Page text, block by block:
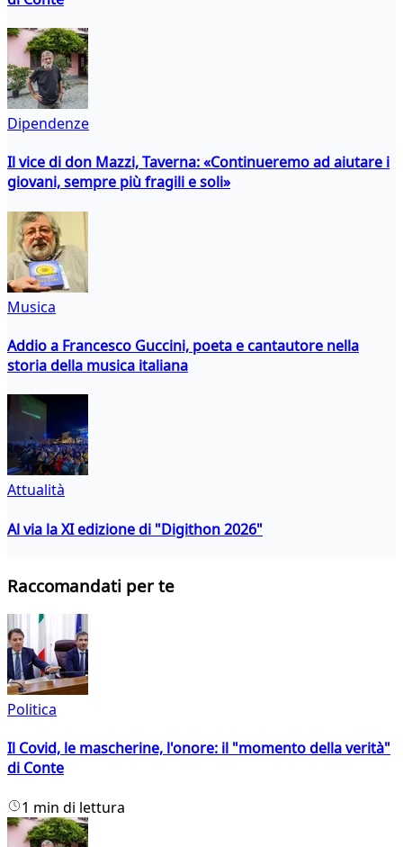
Dipendenze
Il vice di don Mazzi, Taverna: «Continueremo ad aiutare i
giovani, sempre più fragili e soli»
Musica
Addio a Francesco Guccini, poeta e cantautore nella
storia della musica italiana
Attualità
Al via la XI edizione di "Digithon 2026"
Raccomandati per te
Politica
Il Covid, le mascherine, l'onore: il "momento della verità"
di Conte
1 min di lettura